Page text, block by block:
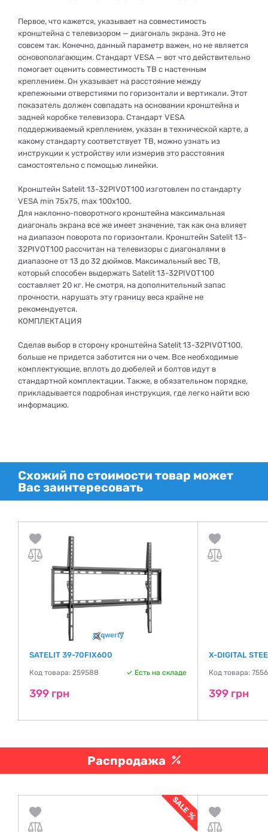
Первое, что кажется, указывает на совместимость
кронштейна с телевизором — диагональ экрана. Это не
совсем так. Конечно, данный параметр важен, но не является
основополагающим. Стандарт VESA — вот что действительно
помогает оценить совместимость ТВ с настенным
креплением. Он указывает на расстояние между
крепежными отверстиями по горизонтали и вертикали. Этот
показатель должен совпадать на основании кронштейна и
задней коробке телевизора. Стандарт VESA
поддерживаемый креплением, указан в технической карте, а
какому стандарту соответствует ТВ, можно узнать из
инструкции к устройству или измерив это расстояния
самостоятельно с помощью линейки.
Кронштейн Satelit 13-32PIVOT100 изготовлен по стандарту
VESA min 75x75, max 100x100.
Для наклонно-поворотного кронштейна максимальная
диагональ экрана все же имеет значение, так как она влияет
на диапазон поворота по горизонтали. Кронштейн Satelit 13-
32PIVOT100 рассчитан на телевизоры с диагоналями в
диапазоне от 13 до 32 дюймов. Максимальный вес ТВ,
который способен выдержать Satelit 13-32PIVOT100
составляет 20 кг. Не смотря, на дополнительный запас
прочности, нарушать эту границу веса крайне не
рекомендуется.
КОМПЛЕКТАЦИЯ
Сделав выбор в сторону кронштейна Satelit 13-32PIVOT100,
больше не придется заботится ни о чем. Все необходимые
комплектующие, вплоть до дюбелей и болтов идут в
стандартной комплектации. Также, в обязательном порядке,
прикладывается подробная инструкция, где легко найти всю
информацию.
Схожий по стоимости товар может
Вас заинтересовать
SATELIT 39-70FIX600
Код товара: 259588 Есть на складе
399 грн
X-DIGITAL
Код товара:
399 грн
Распродажа